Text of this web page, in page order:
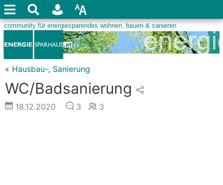
« Hausbau-, Sanierung
WC/Badsanierung
18.12.2020 3 3